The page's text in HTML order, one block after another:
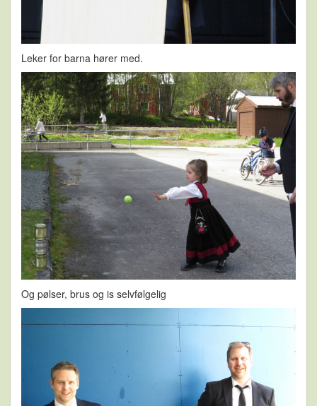
Leker for barna hører med.
Og pølser, brus og is selvfølgelig